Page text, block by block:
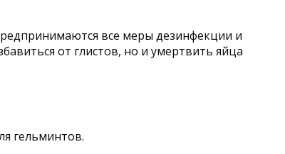
все меры дезинфекции и
от глистов, но и умертвить яйца
гельминтов.